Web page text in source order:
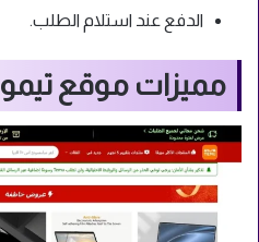
الدفع عند استلام الطلب.
مميزات موقع تيمو